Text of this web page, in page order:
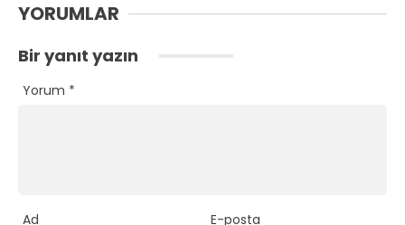
YORUMLAR
Bir yanıt yazın
Yorum *
Ad E-posta